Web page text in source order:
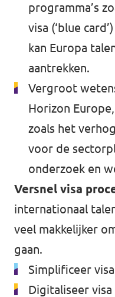
programma’s
visa (‘blue
kan Europa
aantrekken.
Vergroot
Horizon
zoals het
voor de
onderzoek en
Versnel visa
internationaal
veel makkelijker
gaan.
Simplificeer
Digitaliseer